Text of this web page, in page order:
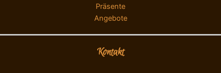
Präsente
Angebote
Kontakt